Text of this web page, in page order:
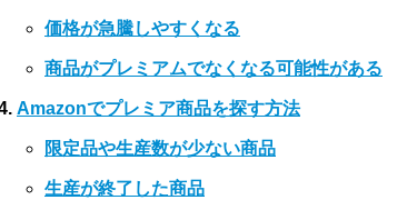
価格が急騰しやすくなる
商品がプレミアムでなくなる可能性がある
Amazonでプレミア商品を探す方法
限定品や生産数が少ない商品
生産が終了した商品